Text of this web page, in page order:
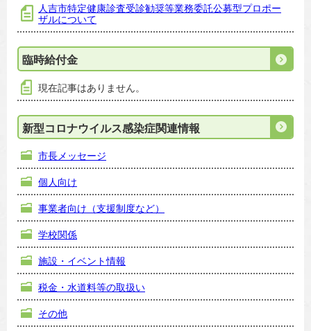
人吉市特定健康診査受診勧奨等業務委託公募型プロポー
ザルについて
臨時給付金
現在記事はありません。
新型コロナウイルス感染症関連情報
市長メッセージ
個人向け
事業者向け（支援制度など）
学校関係
施設・イベント情報
税金・水道料等の取扱い
その他